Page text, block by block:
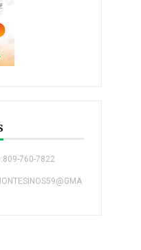
760-7822